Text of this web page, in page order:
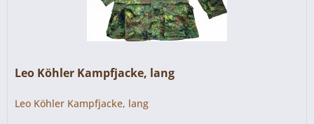
Leo Köhler Kampfjacke, lang
Leo Köhler Kampfjacke, lang